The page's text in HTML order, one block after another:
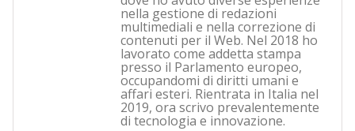
nella gestione di redazioni
multimediali e nella correzione di
contenuti per il Web. Nel 2018 ho
lavorato come addetta stampa
presso il Parlamento europeo,
occupandomi di diritti umani e
affari esteri. Rientrata in Italia nel
2019, ora scrivo prevalentemente
di tecnologia e innovazione.